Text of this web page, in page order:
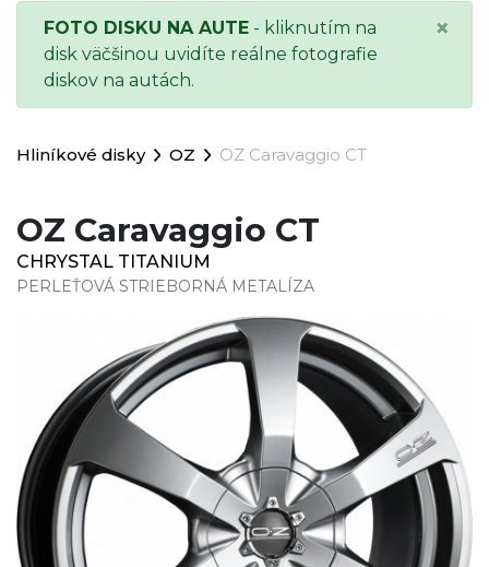
ACURA INTEGRA TYPE R,
Integra 1.8 Type R, 1999
o vozidle
FOTO DISKU NA AUTE - kliknutím na
disk väčšinou uvidíte reálne fotografie
diskov na autách.
×
Hliníkové disky OZ OZ Caravaggio CT
OZ Caravaggio CT
CHRYSTAL TITANIUM
PERLEŤOVÁ STRIEBORNÁ METALÍZA